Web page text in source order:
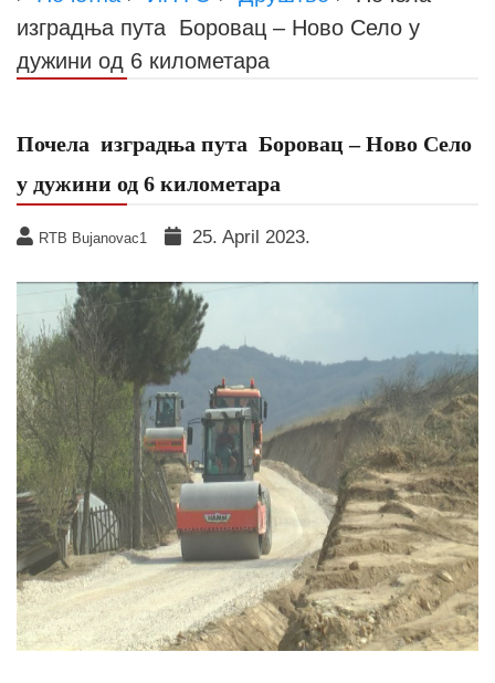
изградња пута Боровац – Ново Село у
дужини од 6 километара
Почела изградња пута Боровац – Ново Село
у дужини од 6 километара
RTB Bujanovac1 25. April 2023.